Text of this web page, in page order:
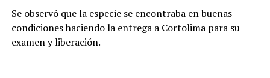
Se observó que la especie se encontraba en buenas
condiciones haciendo la entrega a Cortolima para su
examen y liberación.